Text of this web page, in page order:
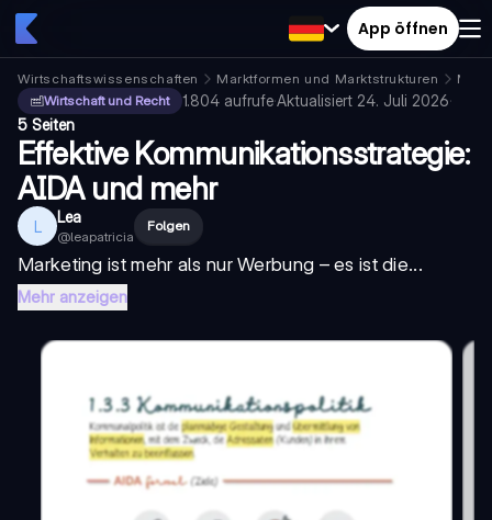
App öffnen
Wirtschaftswissenschaften Marktformen und Marktstrukturen
Wirtschaft und Recht
1.804 aufrufe·Aktualisiert 24. Juli 2026·
5 Seiten
Effektive Kommunikationsstrategie:
AIDA und mehr
L Lea
@leapatricia
Folgen
Marketing ist mehr als nur Werbung – es ist die...
Mehr anzeigen